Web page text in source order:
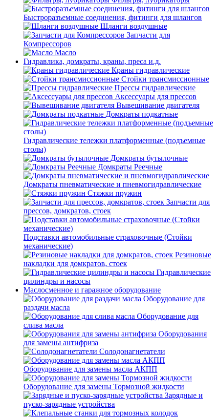
Быстроразъемные соединения, фитинги для шлангов
Шланги воздушные
Запчасти для
Компрессоров
Масло
Гидравлика, домкраты, краны, преса и.д.
Краны гидравлические
Стойки трансмиссионные
Прессы гидравлические
Аксессуары для прессов
Вывешивание двигателя
Домкраты подкатные
Гидравлические тележки платформенные (подъемные
столы)
Домкраты бутылочные
Домкраты Реечные
Домкраты пневматические и пневмогидравлические
Стяжки пружин
Запчасти для
прессов, домкратов, стоек
Подставки автомобильные страховочные (Стойки
механические)
Резиновые
накладки для домкратов, стоек
Гидравлические
цилиндры и насосы
Маслосменное и гаражное оборудование
Оборудование для
раздачи масла
Оборудование для
слива масла
Оборудования
для замены антифриза
Солодонагнетатели
Оборудование для замены масла АКПП
Оборудование для замены Тормозной жидкости
Зарядные и
пуско-зарядные устройства